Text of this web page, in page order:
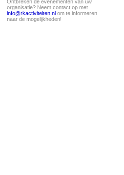
Ontbreken de evenementen van uw
organisatie? Neem contact op met
info@rkactiviteiten.nl om te informeren
naar de mogelijkheden!